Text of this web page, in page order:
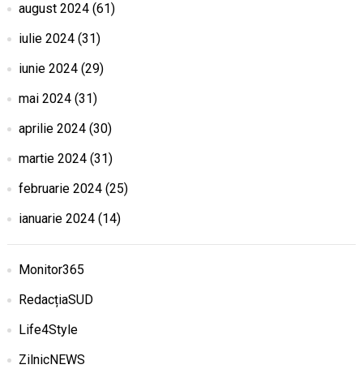
august 2024(61)
iulie 2024(31)
iunie 2024(29)
mai 2024(31)
aprilie 2024(30)
martie 2024(31)
februarie 2024(25)
ianuarie 2024(14)
Monitor365
RedacțiaSUD
Life4Style
ZilnicNEWS